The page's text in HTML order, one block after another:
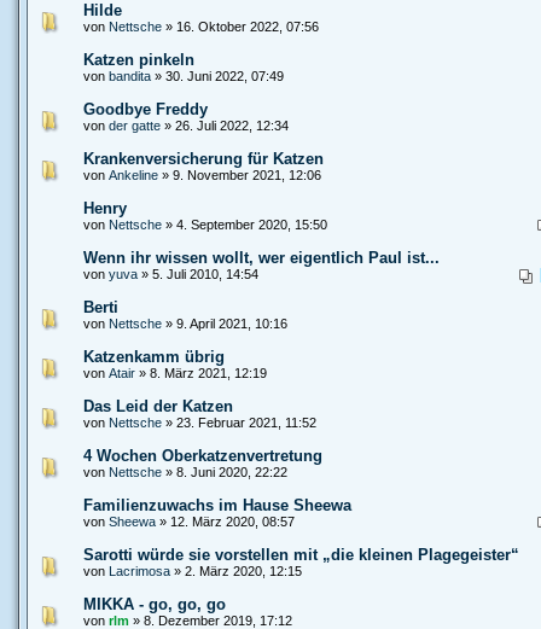
Hilde
von Nettsche» 16. Oktober 2022, 07:56
Katzen pinkeln
von bandita» 30. Juni 2022, 07:49
Goodbye Freddy
von der gatte» 26. Juli 2022, 12:34
Krankenversicherung für Katzen
von Ankeline» 9. November 2021, 12:06
Henry
von Nettsche» 4. September 2020, 15:50
Wenn ihr wissen wollt, wer eigentlich Paul ist...
von yuva» 5. Juli 2010, 14:54
Berti
von Nettsche» 9. April 2021, 10:16
Katzenkamm übrig
von Atair» 8. März 2021, 12:19
Das Leid der Katzen
von Nettsche» 23. Februar 2021, 11:52
4 Wochen Oberkatzenvertretung
von Nettsche» 8. Juni 2020, 22:22
Familienzuwachs im Hause Sheewa
von Sheewa» 12. März 2020, 08:57
Sarotti würde sie vorstellen mit „die kleinen Plagegeister“
von Lacrimosa» 2. März 2020, 12:15
MIKKA - go, go, go
von rlm » 8. Dezember 2019, 17:12